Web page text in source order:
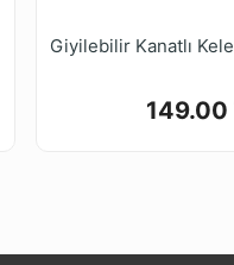
149.00